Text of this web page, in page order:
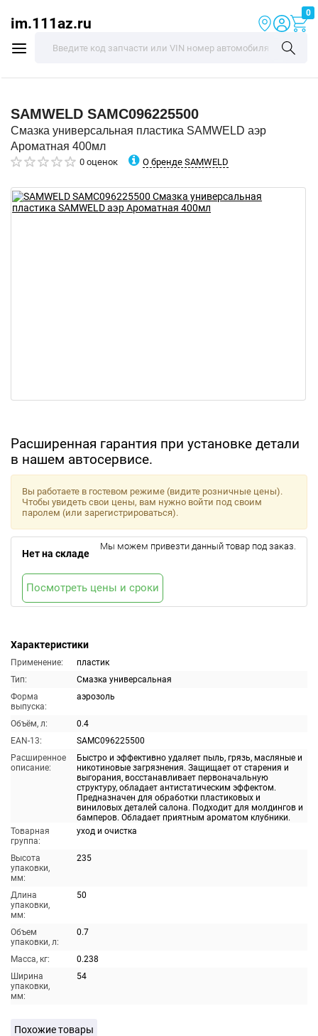
im.111az.ru
0
SAMWELD SAMC096225500
Смазка универсальная пластика SAMWELD аэр
Ароматная 400мл
0 оценок О бренде SAMWELD
Расширенная гарантия при установке детали
в нашем автосервисе.
Характеристики
Применение:
пластик
Тип:
Смазка универсальная
Форма
выпуска:
аэрозоль
Объём, л:
0.4
EAN-13:
SAMC096225500
Расширенное
описание:
Быстро и эффективно удаляет пыль, грязь, масляные и
никотиновые загрязнения. Защищает от старения и
выгорания, восстанавливает первоначальную
структуру, обладает антистатическим эффектом.
Предназначен для обработки пластиковых и
виниловых деталей салона. Подходит для молдингов и
бамперов. Обладает приятным ароматом клубники.
Товарная
группа:
уход и очистка
Высота
упаковки,
мм:
235
Длина
упаковки,
мм:
50
Объем
упаковки, л:
0.7
Масса, кг:
0.238
Ширина
упаковки,
мм:
54
Вы работаете в гостевом режиме (видите розничные цены).
Чтобы увидеть свои цены, вам нужно войти под своим
паролем (или зарегистрироваться).
Нет на складе
Мы можем привезти данный товар под заказ.
Посмотреть цены и сроки
Похожие товары